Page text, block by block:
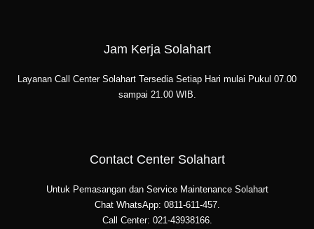
Jam Kerja Solahart
Layanan Call Center Solahart Tersedia Setiap Hari mulai Pukul 07.00
sampai 21.00 WIB.
Contact Center Solahart
Untuk Pemasangan dan Service Maintenance Solahart
Chat WhatsApp: 0811-611-457.
Call Center: 021-43938166.